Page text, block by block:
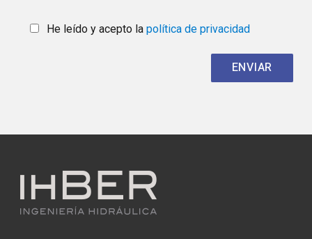
He leído y acepto la política de privacidad